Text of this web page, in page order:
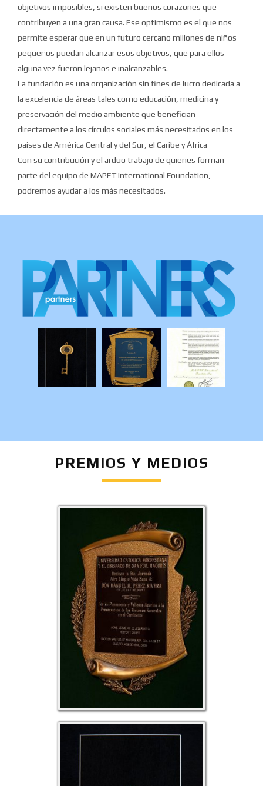
objetivos imposibles, si existen buenos corazones que
contribuyen a una gran causa. Ese optimismo es el que nos
permite esperar que en un futuro cercano millones de niños
pequeños puedan alcanzar esos objetivos, que para ellos
alguna vez fueron lejanos e inalcanzables.
La fundación es una organización sin fines de lucro dedicada a
la excelencia de áreas tales como educación, medicina y
preservación del medio ambiente que benefician
directamente a los círculos sociales más necesitados en los
países de América Central y del Sur, el Caribe y África
Con su contribución y el arduo trabajo de quienes forman
parte del equipo de MAPET International Foundation,
podremos ayudar a los más necesitados.
PREMIOS Y MEDIOS